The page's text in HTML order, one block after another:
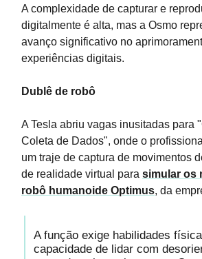
A complexidade de capturar e
digitalmente é alta, mas a Osmo
avanço significativo no
experiências digitais.
Dublê de robô
A Tesla abriu vagas inusitadas para
Coleta de Dados", onde o
um traje de captura de movimentos
de realidade virtual para simular os
robô humanoide Optimus, da
A função exige habilidades
capacidade de lidar com